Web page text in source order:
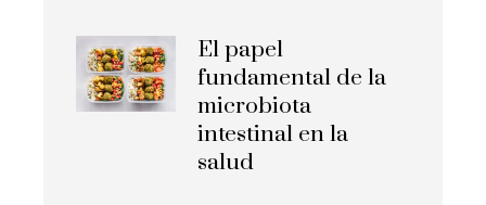
El papel
fundamental de la
microbiota
intestinal en la
salud